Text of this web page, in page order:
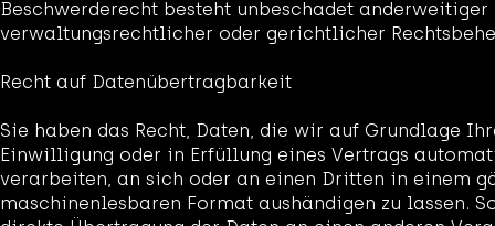
Beschwerderecht besteht unbeschadet anderweitiger
verwaltungsrechtlicher oder gerichtlicher
Recht auf Daten­übertrag­barkeit
Sie haben das Recht, Daten, die wir auf Grundlage
Einwilligung oder in Erfüllung eines Vertrags
verarbeiten, an sich oder an einen Dritten in einem
maschinenlesbaren Format aushändigen zu lassen.